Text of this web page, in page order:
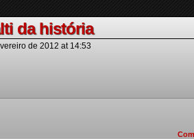
da história
de 2012 at 14:53